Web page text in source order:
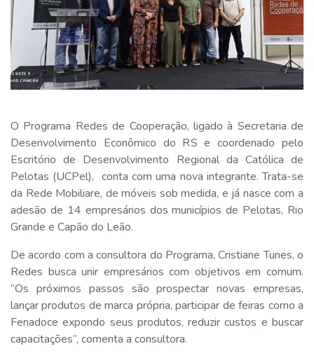
O Programa Redes de Cooperação, ligado à Secretaria de
Desenvolvimento Econômico do RS e coordenado pelo
Escritório de Desenvolvimento Regional da Católica de
Pelotas (UCPel), conta com uma nova integrante. Trata-se
da Rede Mobiliare, de móveis sob medida, e já nasce com a
adesão de 14 empresários dos municípios de Pelotas, Rio
Grande e Capão do Leão.
De acordo com a consultora do Programa, Cristiane Tunes, o
Redes busca unir empresários com objetivos em comum.
”Os próximos passos são prospectar novas empresas,
lançar produtos de marca própria, participar de feiras como a
Fenadoce expondo seus produtos, reduzir custos e buscar
capacitações”, comenta a consultora.